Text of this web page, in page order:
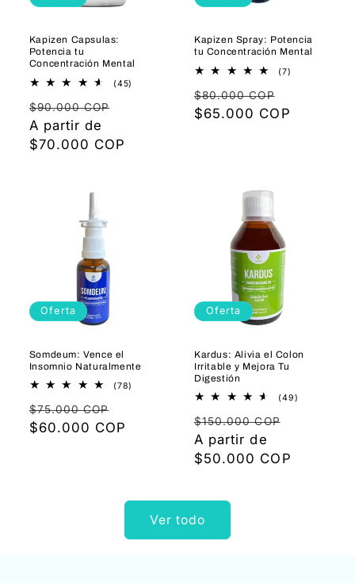
Kapizen Capsulas:
Potencia tu
Concentración Mental
(45)
Precio
habitual
$90.000 COP
oferta
A partir de
$70.000 COP
Kapizen Spray: Potencia
tu Concentración Mental
(7)
Precio
habitual
$80.000 COP
de
$65.000 COP
Oferta
Somdeum: Vence el
Insomnio Naturalmente
(78)
Precio
habitual
$75.000 COP
de
$60.000 COP
Oferta
Kardus: Alivia el Colon
Irritable y Mejora Tu
Digestión
(49)
Precio
habitual
$150.000 COP
oferta
A partir de
$50.000 COP
Ver todo